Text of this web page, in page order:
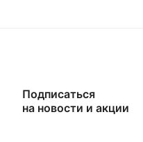
Подписаться
на новости и акции